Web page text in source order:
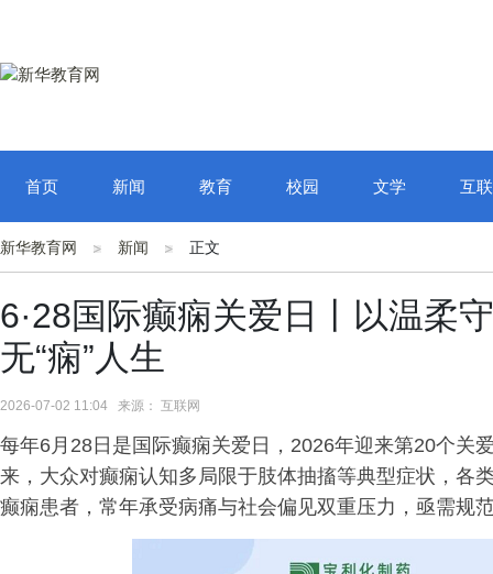
首页 新闻 教育 校园 文学 互
新华教育网 新闻 正文
6·28国际癫痫关爱日丨以温柔
无“痫”人生
2026-07-02 11:04 来源： 互联网
每年6月28日是国际癫痫关爱日，2026年迎来第20个关
来，大众对癫痫认知多局限于肢体抽搐等典型症状，各
癫痫患者，常年承受病痛与社会偏见双重压力，亟需规